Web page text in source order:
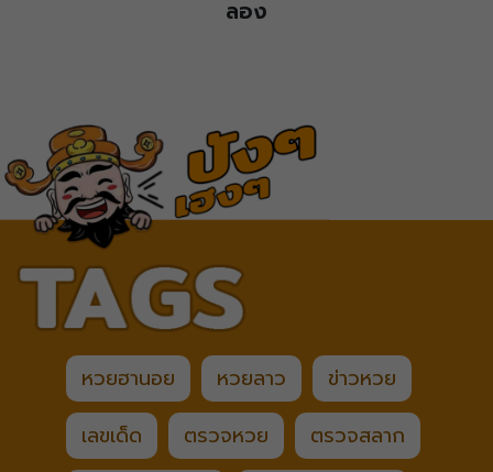
ลอง
หวยฮานอย หวยลาว
ข่าวหวย
เลขเด็ด
ตรวจหวย
ตรวจสลาก